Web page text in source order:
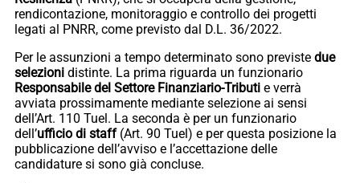
rendicontazione, monitoraggio e controllo dei progetti
legati al PNRR, come previsto dal D.L. 36/2022.
Per le assunzioni a tempo determinato sono previste due
selezioni distinte. La prima riguarda un funzionario
Responsabile del Settore Finanziario-Tributi e verrà
avviata prossimamente mediante selezione ai sensi
dell’Art. 110 Tuel. La seconda è per un funzionario
dell’ufficio di staff (Art. 90 Tuel) e per questa posizione la
pubblicazione dell’avviso e l’accettazione delle
candidature si sono già concluse.